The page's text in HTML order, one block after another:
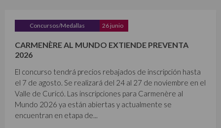
Concursos/Medallas 26 junio
CARMENÈRE AL MUNDO EXTIENDE PREVENTA
2026
El concurso tendrá precios rebajados de inscripción hasta
el 7 de agosto. Se realizará del 24 al 27 de noviembre en el
Valle de Curicó. Las inscripciones para Carmenère al
Mundo 2026 ya están abiertas y actualmente se
encuentran en etapa de...